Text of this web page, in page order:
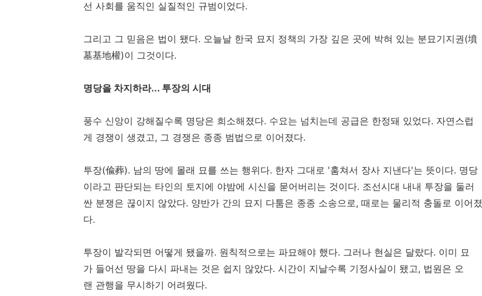
선 사회를 움직인 실질적인 규범이었다.
그리고 그 믿음은 법이 됐다. 오늘날 한국 묘지 정책의 가장 깊은 곳에 박혀 있는 분묘기지권(墳
墓基地權)이 그것이다.
명당을 차지하라... 투장의 시대
풍수 신앙이 강해질수록 명당은 희소해졌다. 수요는 넘치는데 공급은 한정돼 있었다. 자연스럽
게 경쟁이 생겼고, 그 경쟁은 종종 범법으로 이어졌다.
투장(偸葬). 남의 땅에 몰래 묘를 쓰는 행위다. 한자 그대로 '훔쳐서 장사 지낸다'는 뜻이다. 명당
이라고 판단되는 타인의 토지에 야밤에 시신을 묻어버리는 것이다. 조선시대 내내 투장을 둘러
싼 분쟁은 끊이지 않았다. 양반가 간의 묘지 다툼은 종종 소송으로, 때로는 물리적 충돌로 이어졌
다.
투장이 발각되면 어떻게 됐을까. 원칙적으로는 파묘해야 했다. 그러나 현실은 달랐다. 이미 묘
가 들어선 땅을 다시 파내는 것은 쉽지 않았다. 시간이 지날수록 기정사실이 됐고, 법원은 오
랜 관행을 무시하기 어려웠다.